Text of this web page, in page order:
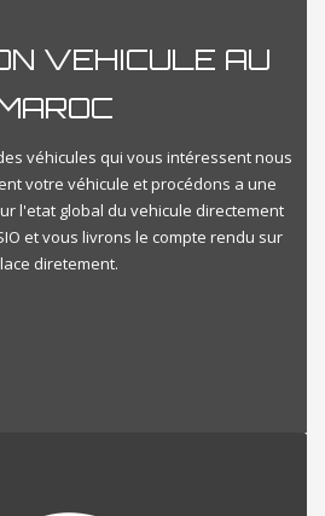
VEHICULE AU
véhicules qui vous intéressent nous
votre véhicule et procédons a une
l'etat global du vehicule directement
et vous livrons le compte rendu sur
diretement.